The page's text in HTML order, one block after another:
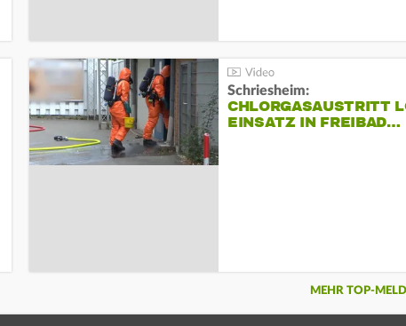
Schriesheim:
CHLORGASAUSTRITT
EINSATZ IN FREIBAD…
MEHR TOP-